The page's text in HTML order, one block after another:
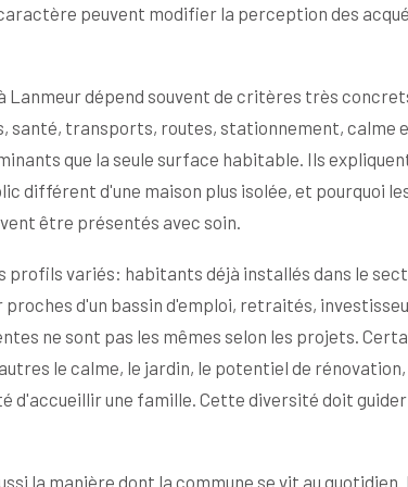
peuvent modifier la perception des
Lanmeur dépend souvent de critères très
santé, transports, routes, stationnement, calme
que la seule surface habitable. Ils
différent d'une maison plus isolée, et pourquoi
être présentés avec soin.
variés: habitants déjà installés dans le
d'un bassin d'emploi, retraités,
ne sont pas les mêmes selon les projets.
le calme, le jardin, le potentiel de rénovation,
d'accueillir une famille. Cette diversité doit
la manière dont la commune se vit au quotidien.